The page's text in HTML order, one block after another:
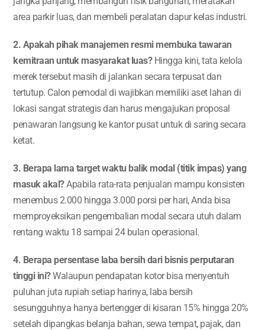
area parkir luas, dan membeli peralatan dapur kelas industri.
2. Apakah pihak manajemen resmi membuka tawaran
kemitraan untuk masyarakat luas?Hingga kini, tata kelola
merek tersebut masih di jalankan secara terpusat dan
tertutup. Calon pemodal di wajibkan memiliki aset lahan di
lokasi sangat strategis dan harus mengajukan proposal
penawaran langsung ke kantor pusat untuk di saring secara
ketat.
3. Berapa lama target waktu balik modal (titik impas) yang
masuk akal?Apabila rata-rata penjualan mampu konsisten
menembus 2.000 hingga 3.000 porsi per hari, Anda bisa
memproyeksikan pengembalian modal secara utuh dalam
rentang waktu 18 sampai 24 bulan operasional.
4. Berapa persentase laba bersih dari bisnis perputaran
tinggi ini?Walaupun pendapatan kotor bisa menyentuh
puluhan juta rupiah setiap harinya, laba bersih
sesungguhnya hanya bertengger di kisaran 15% hingga 20%
setelah dipangkas belanja bahan, sewa tempat, pajak, dan